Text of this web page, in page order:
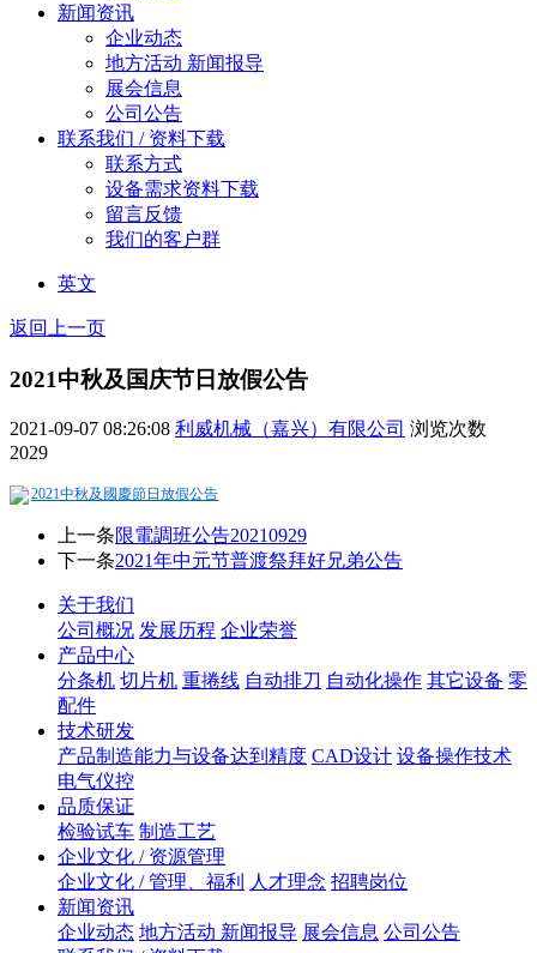
新闻资讯
企业动态
地方活动 新闻报导
展会信息
公司公告
联系我们 / 资料下载
联系方式
设备需求资料下载
留言反馈
我们的客户群
英文
返回上一页
2021中秋及国庆节日放假公告
2021-09-07 08:26:08 利威机械（嘉兴）有限公司 浏览次数
2029
2021中秋及國慶節日放假公告
上一条限電調班公告20210929
下一条2021年中元节普渡祭拜好兄弟公告
关于我们
公司概况 发展历程 企业荣誉
产品中心
分条机 切片机 重捲线 自动排刀 自动化操作 其它设备 零
配件
技术研发
产品制造能力与设备达到精度 CAD设计 设备操作技术
电气仪控
品质保证
检验试车 制造工艺
企业文化 / 资源管理
企业文化 / 管理、福利
人才理念 招聘岗位
新闻资讯
企业动态 地方活动 新闻报导 展会信息 公司公告